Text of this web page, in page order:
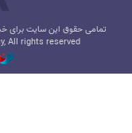
تمامی حقوق این سایت برای
All rights reserved